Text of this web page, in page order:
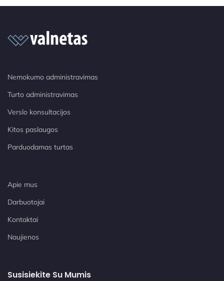
Nemokumo administravimas
Turto administravimas
Verslo konsultacijos
Kitos paslaugos
Parduodamas turtas
Apie mus
Darbuotojai
Kontaktai
Naujienos
Susisiekite Su Mumis